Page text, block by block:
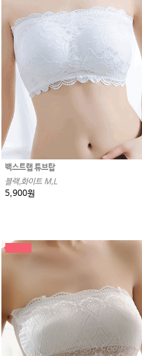
백스트랩 튜브탑
블랙,화이트 M,L
5,900원